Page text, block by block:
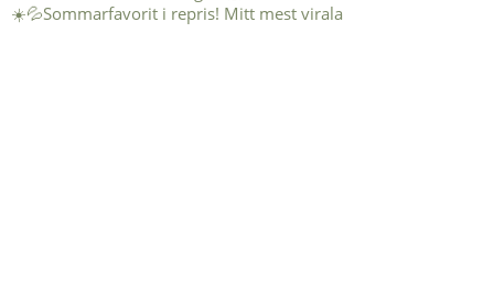
☀️💦Sommarfavorit i repris! Mitt mest virala